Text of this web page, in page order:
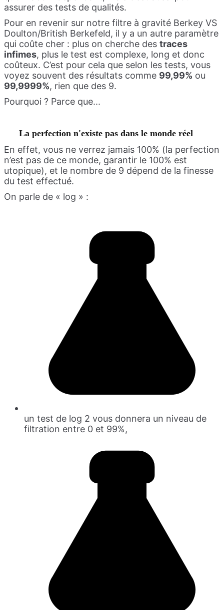
assurer des tests de qualités.
Pour en revenir sur notre filtre à gravité Berkey VS
Doulton/British Berkefeld, il y a un autre paramètre
qui coûte cher : plus on cherche des traces
infimes, plus le test est complexe, long et donc
coûteux. C’est pour cela que selon les tests, vous
voyez souvent des résultats comme 99,99% ou
99,9999%, rien que des 9.
Pourquoi ? Parce que...
La perfection n'existe pas dans le monde réel
En effet, vous ne verrez jamais 100% (la perfection
n’est pas de ce monde, garantir le 100% est
utopique), et le nombre de 9 dépend de la finesse
du test effectué.
On parle de « log » :
un test de log 2 vous donnera un niveau de
filtration entre 0 et 99%,